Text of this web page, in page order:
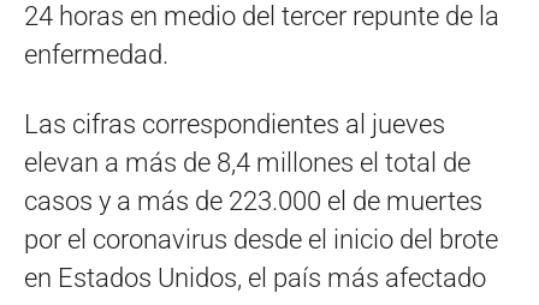
24 horas en medio del tercer repunte de la
enfermedad.
Las cifras correspondientes al jueves
elevan a más de 8,4 millones el total de
casos y a más de 223.000 el de muertes
por el coronavirus desde el inicio del brote
en Estados Unidos, el país más afectado